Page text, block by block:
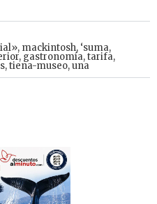
, mackintosh, ‘suma,
, gastronomía,tarifa,
,tiena-museo,una